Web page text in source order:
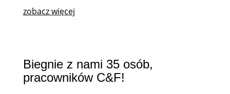
zobacz więcej
Biegnie z nami 35 osób,
pracowników C&F!